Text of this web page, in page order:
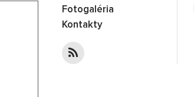
Fotogaléria
Kontakty